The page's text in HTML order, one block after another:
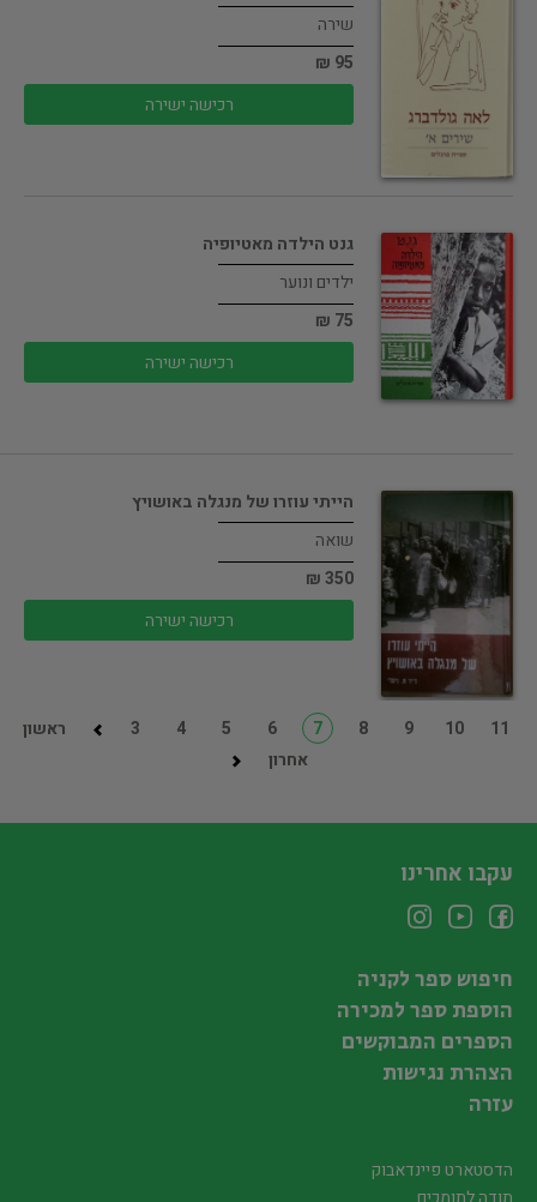
שירה
95 ₪
רכישה ישירה
גנט הילדה מאטיופיה
ילדים ונוער
75 ₪
רכישה ישירה
הייתי עוזרו של מנגלה באושויץ
שואה
350 ₪
רכישה ישירה
ראשון 3 4 5 6 7 8 9 10
11
אחרון
עקבו אחרינו
חיפוש ספר לקניה
הוספת ספר למכירה
הספרים המבוקשים
הצהרת נגישות
עזרה
הדסטארט פיינדאבוק